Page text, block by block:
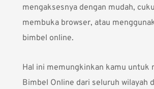
mengaksesnya dengan mudah,
membuka browser, atau
bimbel online.
Hal ini memungkinkan kamu untuk
Bimbel Online dari seluruh wilayah